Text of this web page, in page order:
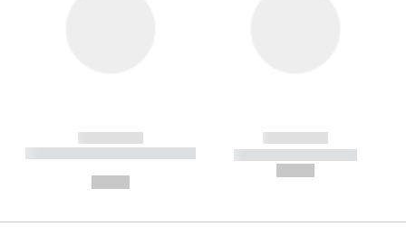
------------
----------- ----------- --------
------------
----------- -----------